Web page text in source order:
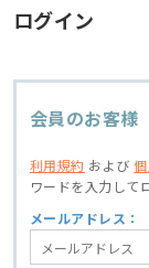
ログイン
会員のお客様
利用規約 および
ワードを入力して
メールアドレス：